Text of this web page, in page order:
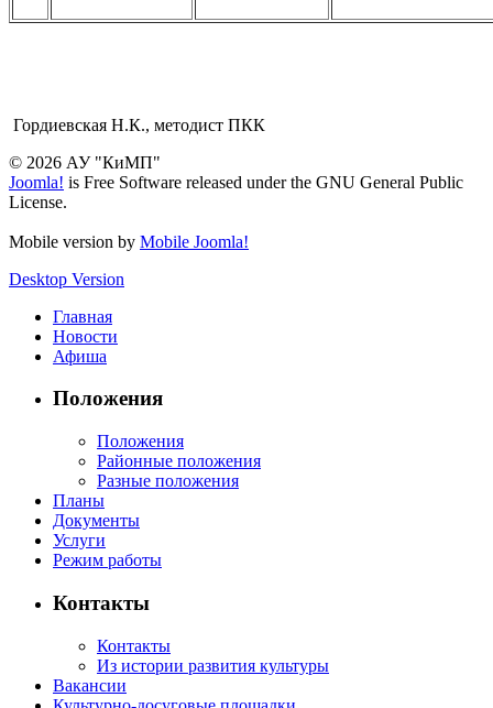
Гордиевская Н.К., методист ПКК
© 2026 АУ "КиМП"
Joomla! is Free Software released under the GNU General Public
License.
Mobile version by Mobile Joomla!
Desktop Version
Главная
Новости
Афиша
Положения
Положения
Районные положения
Разные положения
Планы
Документы
Услуги
Режим работы
Контакты
Контакты
Из истории развития культуры
Вакансии